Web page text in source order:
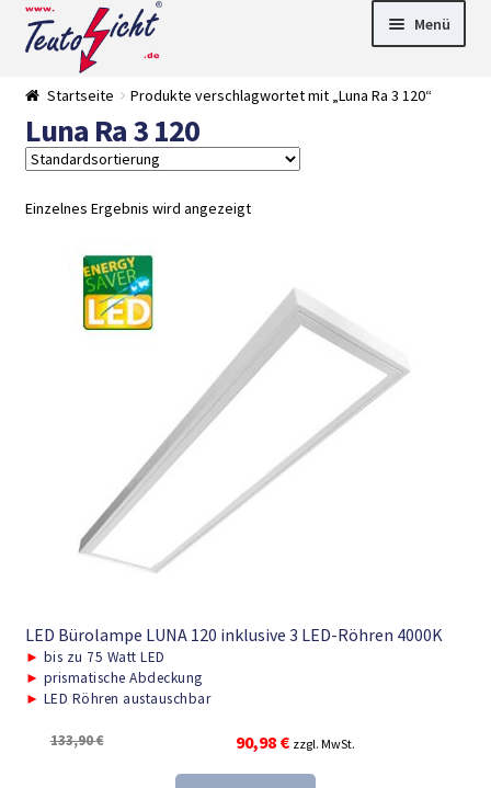
Zur
Navigation
springen
Springe
zum
Menü
►
Startseite Produkte verschlagwortet mit „Luna Ra 3 120“
Luna Ra 3 120
Einzelnes Ergebnis wird angezeigt
LED Bürolampe LUNA 120 inklusive 3 LED-Röhren 4000K
► bis zu 75 Watt LED
► prismatische Abdeckung
► LED Röhren austauschbar
133,90€
Ursprünglicher
Preis
90,98 €Aktueller
Preis
zzgl. MwSt.